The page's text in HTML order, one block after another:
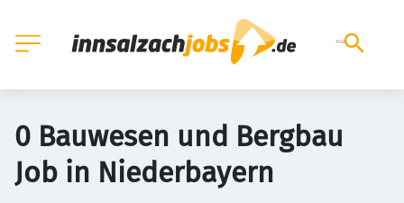
0 Bauwesen und Bergbau
Job in Niederbayern